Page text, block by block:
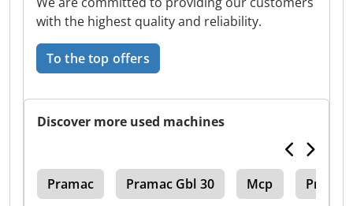
with the highest quality and reliability.
To the top offers
Discover more used machines
Pramac Pramac Gbl 30 Mcp